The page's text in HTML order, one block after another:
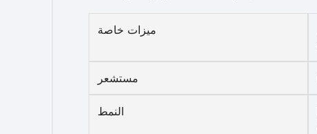
ميزات خاصة
مستشعر
النمط